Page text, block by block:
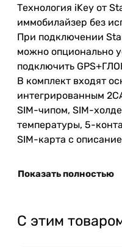
Технология iKey от
иммобилайзер без
При подключении
можно опционально
подключить GPS+
В комплект входят
интегрированным
SIM-чипом, SIM-
температуры, 5-
SIM-карта с
Показать полностью
С этим